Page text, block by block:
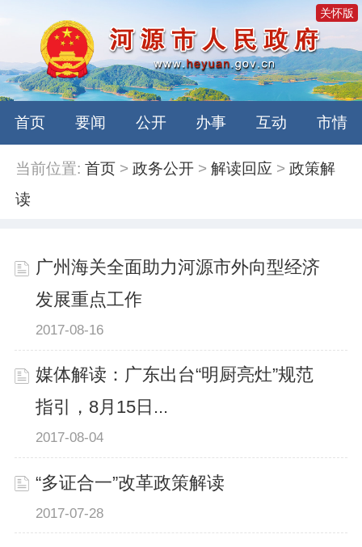
关怀版
首页 要闻 公开 办事 互动 市情
当前位置: 首页 >政务公开 >解读回应 >政策解
读
广州海关全面助力河源市外向型经济
发展重点工作
2017-08-16
媒体解读：广东出台“明厨亮灶”规范
指引，8月15日...
2017-08-04
“多证合一”改革政策解读
2017-07-28